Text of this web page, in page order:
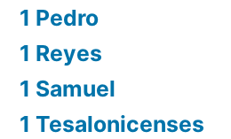
1 Pedro
1 Reyes
1 Samuel
1 Tesalonicenses